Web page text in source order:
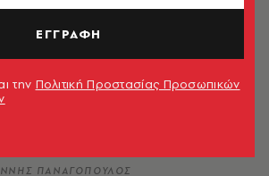
ΠΑΝΑΓΟΠΟΥΛΟΣ
ΕΓΓΡΑΦΗ
την Πολιτική Προστασίας Προσωπικών